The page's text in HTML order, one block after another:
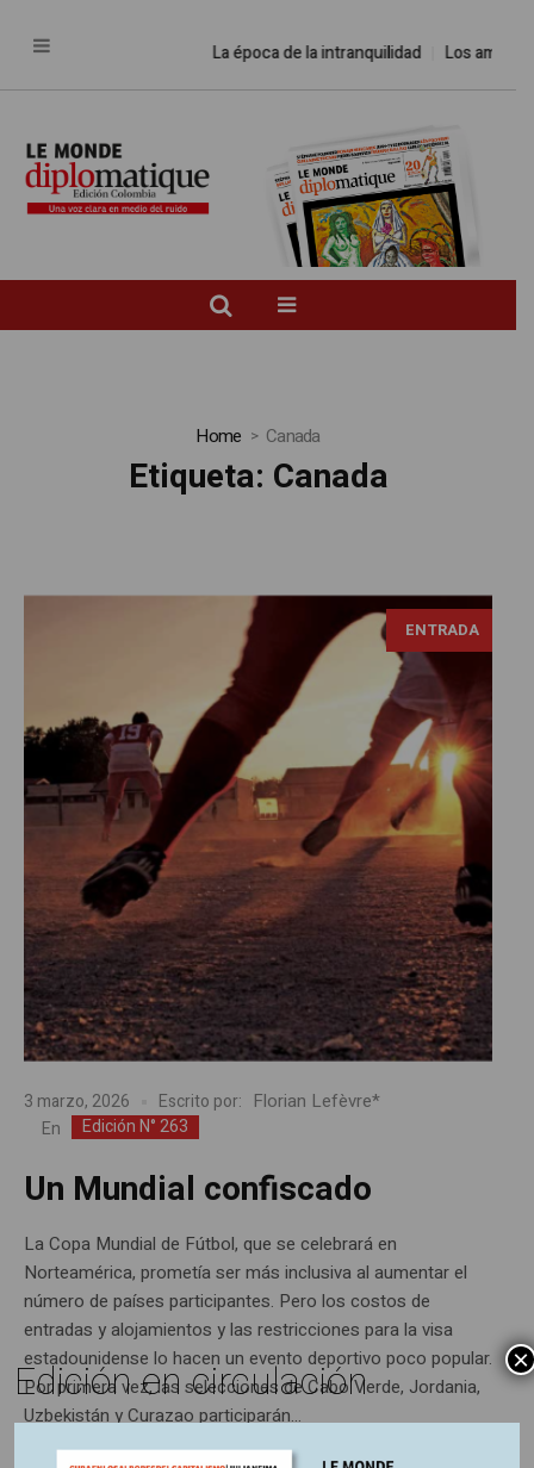
La época de la intranquilidad Los amos
Home Canada
Etiqueta: Canada
ENTRADA
3 marzo, 2026 Escrito por: Florian Lefèvre*
En Edición N° 263
Un Mundial confiscado
La Copa Mundial de Fútbol, que se celebrará en
Norteamérica, prometía ser más inclusiva al aumentar el
número de países participantes. Pero los costos de
entradas y alojamientos y las restricciones para la visa
estadounidense lo hacen un evento deportivo poco popular.
Por primera vez, las selecciones de Cabo Verde, Jordania,
Uzbekistán y Curazao participarán...
Edición en circulación ×